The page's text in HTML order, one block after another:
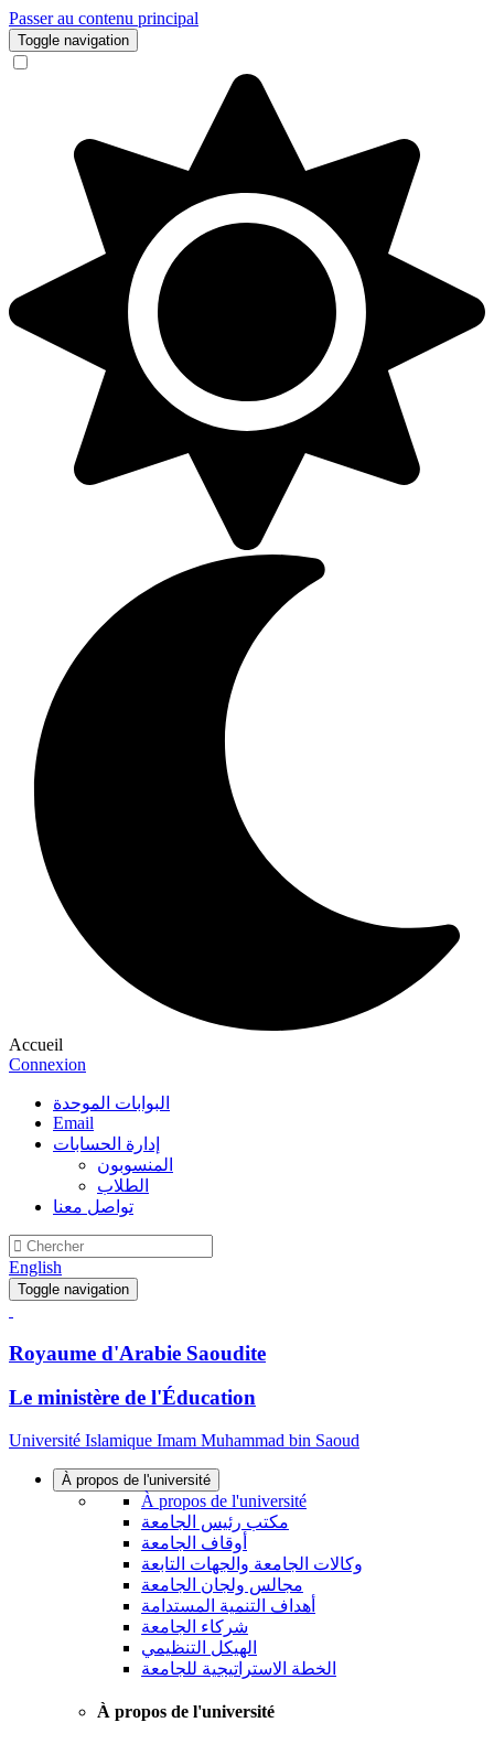
Passer au contenu principal
Toggle navigation
Accueil
Connexion
البوابات الموحدة
Email
إدارة الحسابات
المنسوبون
الطلاب
تواصل معنا
English
Toggle navigation
Royaume d'Arabie Saoudite
Le ministère de l'Éducation
Université Islamique Imam Muhammad bin Saoud
À propos de l'université
À propos de l'université
مكتب رئيس الجامعة
أوقاف الجامعة
وكالات الجامعة والجهات التابعة
مجالس ولجان الجامعة
أهداف التنمية المستدامة
شركاء الجامعة
الهيكل التنظيمي
الخطة الاستراتيجية للجامعة
À propos de l'université